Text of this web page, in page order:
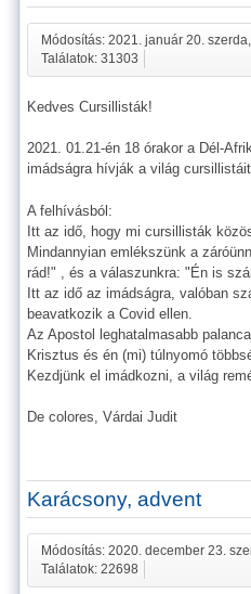
Módosítás: 2021. január 20.
Találatok: 31303
Kedves Cursillisták!
2021. 01.21-én 18 órakor a Dél-
imádságra hívják a világ
A felhívásból:
Itt az idő, hogy mi cursillisták
Mindannyian emlékszünk a
rád!" , és a válaszunkra: "Én is
Itt az idő az imádságra, valóban
beavatkozik a Covid ellen.
Az Apostol leghatalmasabb
Krisztus és én (mi) túlnyomó
Kezdjünk el imádkozni, a világ
De colores, Várdai Judit
Karácsony, advent
Módosítás: 2020. december 23.
Találatok: 22698